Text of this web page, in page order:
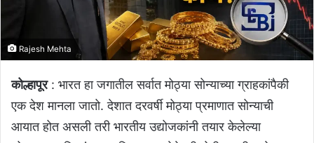
Rajesh Mehta
कोल्हापूर: भारत हा जगातील सर्वात मोठ्या सोन्याच्या ग्राहकांपैकी
एक देश मानला जातो. देशात दरवर्षी मोठ्या प्रमाणात सोन्याची
आयात होत असली तरी भारतीय उद्योजकांनी तयार केलेल्या